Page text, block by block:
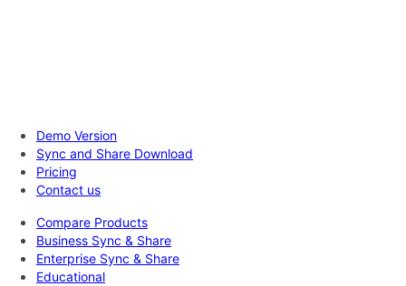
Demo Version
Sync and Share Download
Pricing
Contact us
Compare Products
Business Sync & Share
Enterprise Sync & Share
Educational